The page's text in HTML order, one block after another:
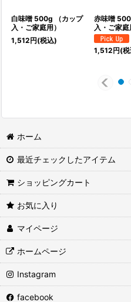
白味噌 500g （カップ
入・ご家庭用）
1,512円(税込)
赤味噌
入・ご家庭
1,512円(
ホーム
最近チェックしたアイテム
ショッピングカート
お気に入り
マイページ
ホームページ
Instagram
facebook